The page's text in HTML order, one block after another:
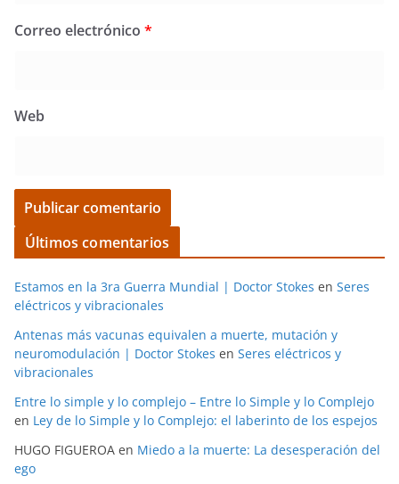
Correo electrónico *
Web
Últimos comentarios
Estamos en la 3ra Guerra Mundial | Doctor Stokes en Seres
eléctricos y vibracionales
Antenas más vacunas equivalen a muerte, mutación y
neuromodulación | Doctor Stokes en Seres eléctricos y
vibracionales
Entre lo simple y lo complejo – Entre lo Simple y lo Complejo
en Ley de lo Simple y lo Complejo: el laberinto de los espejos
HUGO FIGUEROA en Miedo a la muerte: La desesperación del
ego